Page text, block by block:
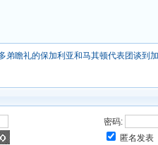
弟瞻礼的保加利亚和马其顿代表团谈到
密码:
匿名发表